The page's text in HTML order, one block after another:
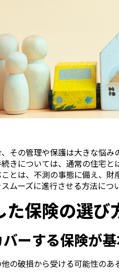
その管理や保護は大きな悩み
きについては、通常の住宅と
とは、不測の事態に備え、財
ムーズに進行させる方法につ
た保険の選び
ーする保険が
の破損から受ける可能性の